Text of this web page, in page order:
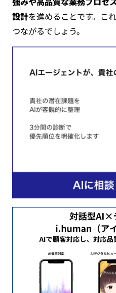
設計を進めることです。こ
つながるでしょう。